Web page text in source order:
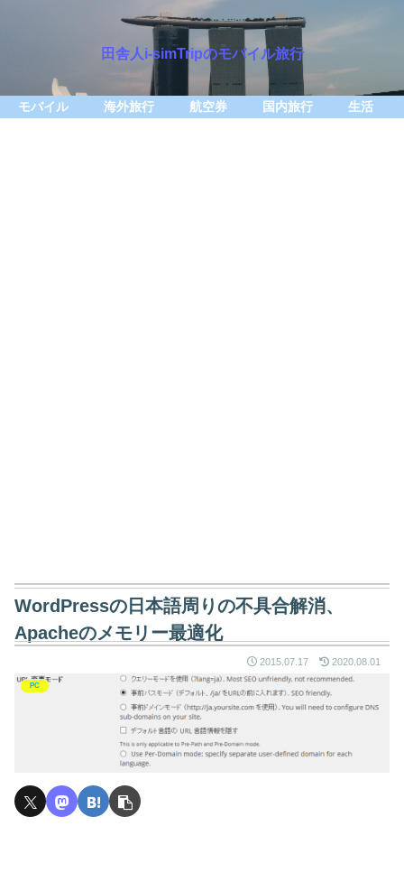
田舎人i-simTripのモバイル旅行
モバイル 海外旅行 航空券 国内旅行 生活
WordPressの日本語周りの不具合解消、
Apacheのメモリー最適化
2015.07.17 2020.08.01
PC